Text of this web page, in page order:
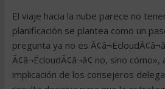
El viaje hacia la nube parece no
planificación se plantea como un
pregunta ya no es
Ã¢â¬ËcloudÃ¢â¬â¢ no, sino
implicación de los consejeros